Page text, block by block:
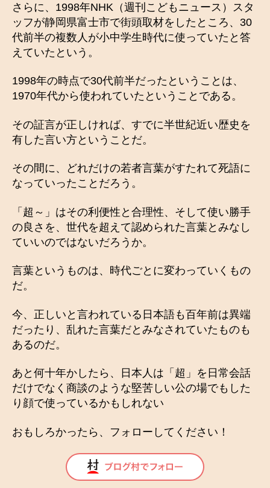
さらに、1998年NHK（週刊こどもニュース）スタ
ッフが静岡県富士市で街頭取材をしたところ、30
代前半の複数人が小中学生時代に使っていたと答
えていたという。
1998年の時点で30代前半だったということは、
1970年代から使われていたということである。
その証言が正しければ、すでに半世紀近い歴史を
有した言い方ということだ。
その間に、どれだけの若者言葉がすたれて死語に
なっていったことだろう。
「超～」はその利便性と合理性、そして使い勝手
の良さを、世代を超えて認められた言葉とみなし
ていいのではないだろうか。
言葉というものは、時代ごとに変わっていくもの
だ。
今、正しいと言われている日本語も百年前は異端
だったり、乱れた言葉だとみなされていたものも
あるのだ。
あと何十年かしたら、日本人は「超」を日常会話
だけでなく商談のような堅苦しい公の場でもした
り顔で使っているかもしれない
おもしろかったら、フォローしてください！